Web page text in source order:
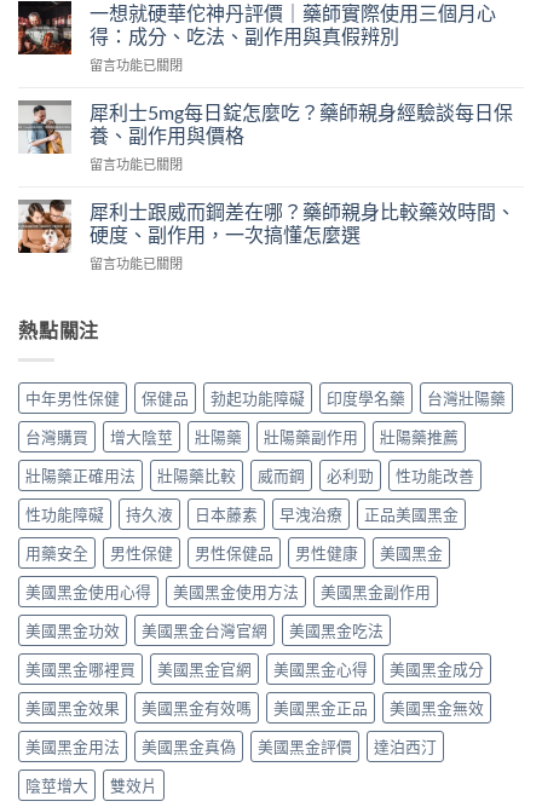
｜
藥
師
實
韓
國
力
評
價：
哪
副
作
真
假
一
搞
懂〉
中
久
液
評
｜
藥
師
實
日
本
榮
黑
成
分、
法、
效
果
與
真
辨
別〉
中
一想就硬華佗神丹評價｜藥師實際使用三個月心
得：成分、吃法、副作用與真假辨別
在
想
就
硬
華
神
丹
評
價
師
使
用
個
月
心
得：
成
分、
吃
法、
副
作
用
與
真
假
辨
別〉
留言功能已關閉
犀利士5mg每日錠怎麼吃？藥師親身經驗談每日保
養、副作用與價格
在
利
士
5mg
每
怎
藥
師
身
經
驗
談
每
保
養、
副
作
用
與
價
格〉
中
留言功能已關閉
犀利士跟威而鋼差在哪？藥師親身比較藥效時間、
硬度、副作用，一次搞懂怎麼選
在
士
跟
而
鋼
差
在
哪？
藥
師
親
比
較
藥
效
時
間、
硬
度、
副
作
用，
一
留言功能已關閉
熱點關注
中年男性保健 保健品 勃起功能障礙 印度學名藥
台灣壯陽藥
台灣購買
增大陰莖 壯陽藥 壯陽藥副作用
壯陽藥推薦
壯陽藥正確用法
壯陽藥比較 威而鋼 必利勁
性功能改善
性功能障礙
持久液 日本藤素 早洩治療
正品美國黑金
用藥安全
男性保健 男性保健品 男性健康
美國黑金
美國黑金使用心得
美國黑金使用方法
美國黑金副作用
美國黑金功效
美國黑金台灣官網
美國黑金吃法
美國黑金哪裡買
美國黑金官網 美國黑金心得
美國黑金成分
美國黑金效果
美國黑金有效嗎 美國黑金正品
美國黑金無效
美國黑金用法
美國黑金真偽 美國黑金評價
達泊西汀
陰莖增大
雙效片